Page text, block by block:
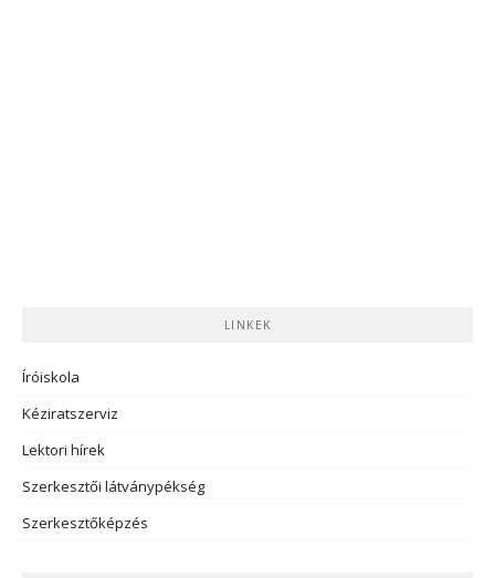
LINKEK
Íróiskola
Kéziratszerviz
Lektori hírek
Szerkesztői látványpékség
Szerkesztőképzés